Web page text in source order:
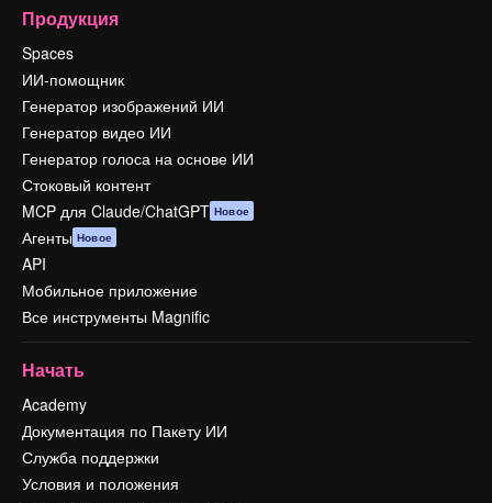
Продукция
Spaces
ИИ-помощник
Генератор изображений ИИ
Генератор видео ИИ
Генератор голоса на основе ИИ
Стоковый контент
MCP для Claude/ChatGPT Новое
Агенты Новое
API
Мобильное приложение
Все инструменты Magnific
Начать
Academy
Документация по Пакету ИИ
Служба поддержки
Условия и положения